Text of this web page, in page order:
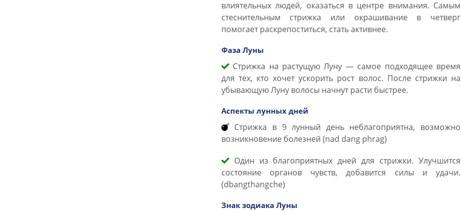
влиятельных людей, оказаться в центре внимания. Самым
стеснительным стрижка или окрашивание в четверг
помогает раскрепоститься, стать активнее.
Фаза Луны
Стрижка на растущую Луну — самое подходящее время
для тех, кто хочет ускорить рост волос. После стрижки на
убывающую Луну волосы начнут расти быстрее.
Аспекты лунных дней
Стрижка в 9 лунный день неблагоприятна, возможно
возникновение болезней (nad dang phrag)
Один из благоприятных дней для стрижки. Улучшится
состояние органов чувств, добавится силы и удачи.
(dbangthangche)
Знак зодиака Луны